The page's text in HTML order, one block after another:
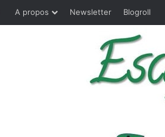
A propos Newsletter Blogroll